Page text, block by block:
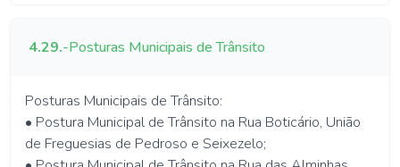
4.29.-Posturas Municipais de Trânsito
Posturas Municipais de Trânsito:
• Postura Municipal de Trânsito na Rua Boticário, União
de Freguesias de Pedroso e Seixezelo;